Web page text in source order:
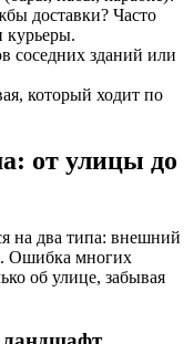
доставки? Часто
курьеры.
соседних зданий или
который ходит по
от улицы до
на два типа: внешний
Ошибка многих
об улице, забывая